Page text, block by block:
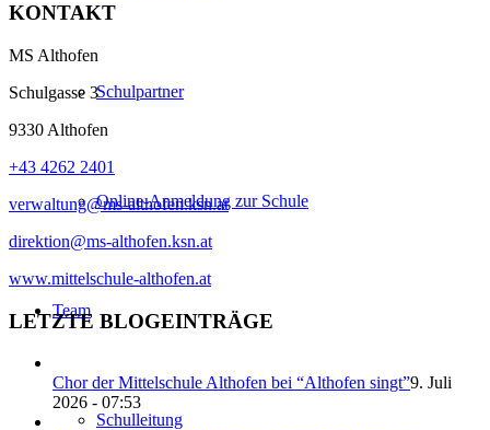
Schulpartner
Online-Anmeldung zur Schule
Team
Schulleitung
KONTAKT
MS Althofen
Schulgasse 3
9330 Althofen
+43 4262 2401
verwaltung@ms-althofen.ksn.at
direktion@ms-althofen.ksn.at
www.mittelschule-althofen.at
LETZTE BLOGEINTRÄGE
Chor der Mittelschule Althofen bei “Althofen singt”9. Juli
2026 - 07:53